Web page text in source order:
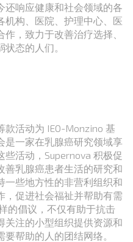
还响应健康和社会领域的各
机构、医院、护理中心、医
，致力于改善治疗选择、
态的人们。
款活动为 IEO-Monzino 基
是一家在乳腺癌研究领域享
活动，Supernova 积极促
善乳腺癌患者生活的研究和
一些地方性的非营利组织和
，促进社会福祉并帮助有需
的倡议，不仅有助于抗击
关注的小型组织提供资源和
帮助的人的团结网络。